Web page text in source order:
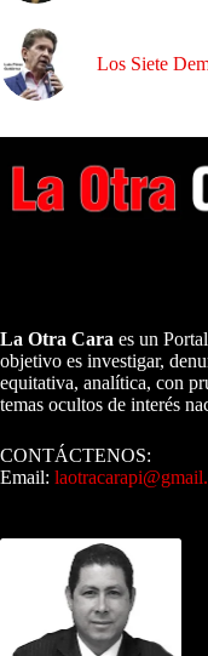
Los Siete
La Otra Cara es un
objetivo es investigar,
equitativa, analítica, con
temas ocultos de interés
CONTÁCTENOS:
Email: